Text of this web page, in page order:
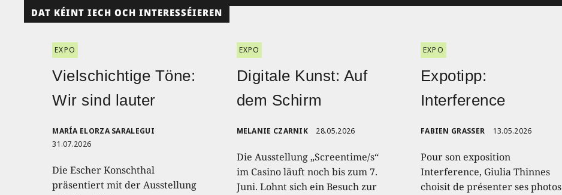
DAT KÉINT IECH OCH INTERESSÉIEREN
EXPO
Vielschichtige Töne:
Wir sind lauter
MARÍA ELORZA SARALEGUI
31.07.2026
Die Escher Konschthal
präsentiert mit der Ausstellung
EXPO
Digitale Kunst: Auf
dem Schirm
MELANIE CZARNIK 28.05.2026
Die Ausstellung „Screentime/s“
im Casino läuft noch bis zum 7.
Juni. Lohnt sich ein Besuch zur
EXPO
Expotipp:
Interference
FABIEN GRASSER 13.05.2026
Pour son exposition
Interference, Giulia Thinnes
choisit de présenter ses photos